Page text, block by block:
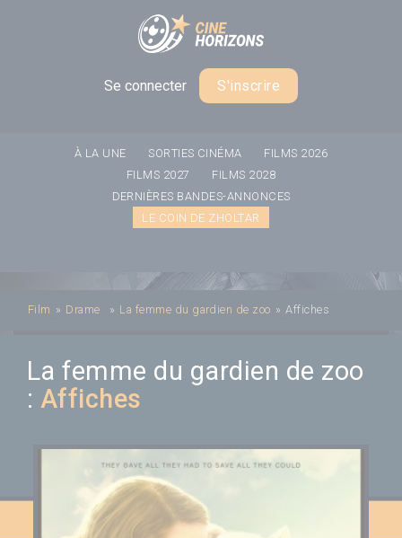
Se connecter S'inscrire
À LA UNE SORTIES CINÉMA
FILMS 2026
FILMS 2027
FILMS 2028
DERNIÈRES BANDES-ANNONCES
LE COIN DE ZHOLTAR
Film » Drame » La femme du gardien de zoo » Affiches
La femme du gardien de zoo
: Affiches
Panneau de gestion des cookies